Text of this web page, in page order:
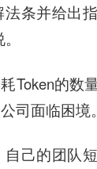
条并给出
Token的数
司面临困境。
己的团队